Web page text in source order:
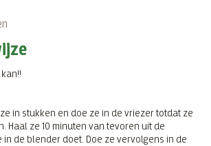
in stukken en doe ze in de vriezer totdat ze
Haal ze 10 minuten van tevoren uit de
in de blender doet. Doe ze vervolgens in de